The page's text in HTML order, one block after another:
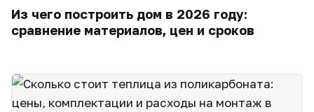
Из чего построить дом в 2026 году:
сравнение материалов, цен и сроков